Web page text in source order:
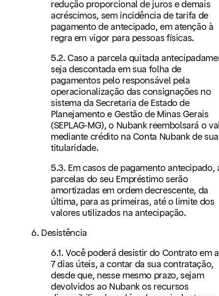
redução proporcional de juros e demais
acréscimos, sem incidência de tarifa de
pagamento de antecipado, em atenção à
regra em vigor para pessoas físicas.
5.2. Caso a parcela quitada
seja descontada em sua folha de
pagamentos pelo responsável pela
operacionalização das consignações no
sistema da Secretaria de Estado de
Planejamento e Gestão de Minas Gerais
(SEPLAG-MG), o Nubank reembolsará o
mediante crédito na Conta Nubank de sua
titularidade.
5.3. Em casos de pagamento antecipado,
parcelas do seu Empréstimo serão
amortizadas em ordem decrescente, da
última, para as primeiras, até o limite dos
valores utilizados na antecipação.
6. Desistência
6.1. Você poderá desistir do Contrato em
7 dias úteis, a contar da sua contratação,
desde que, nesse mesmo prazo, sejam
devolvidos ao Nubank os recursos